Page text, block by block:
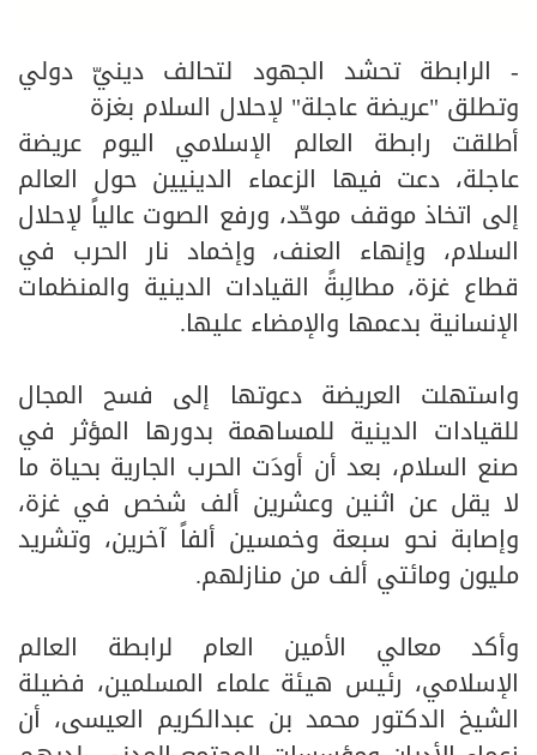
- الرابطة تحشد الجهود لتحالف دينيّ دولي
وتطلق "عريضة عاجلة" لإحلال السلام بغزة
أطلقت رابطة العالم الإسلامي اليوم عريضة
عاجلة، دعت فيها الزعماء الدينيين حول العالم
إلى اتخاذ موقف موحّد، ورفع الصوت عالياً لإحلال
السلام، وإنهاء العنف، وإخماد نار الحرب في
قطاع غزة، مطالِبةً القيادات الدينية والمنظمات
الإنسانية بدعمها والإمضاء عليها.
واستهلت العريضة دعوتها إلى فسح المجال
للقيادات الدينية للمساهمة بدورها المؤثر في
صنع السلام، بعد أن أودَت الحرب الجارية بحياة ما
لا يقل عن اثنين وعشرين ألف شخص في غزة،
وإصابة نحو سبعة وخمسين ألفاً آخرين، وتشريد
مليون ومائتي ألف من منازلهم.
وأكد معالي الأمين العام لرابطة العالم
الإسلامي، رئيس هيئة علماء المسلمين، فضيلة
الشيخ الدكتور محمد بن عبدالكريم العيسى، أن